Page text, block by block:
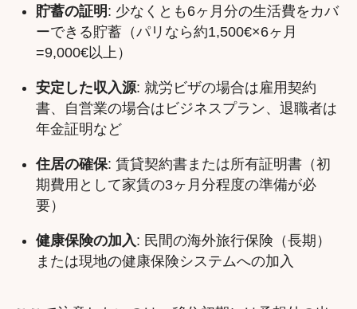
貯蓄の証明 : 少なくとも6ヶ月分の生活費をカバ
ーできる貯蓄（パリなら約1,500€×6ヶ月
=9,000€以上）
安定した収入源: 就労ビザの場合は雇用契約
書、自営業の場合はビジネスプラン、退職者は
年金証明など
住居の確保: 賃貸契約書または所有証明書（初
期費用として家賃の3ヶ月分程度の準備が必
要）
健康保険の加入: 民間の海外旅行保険（長期）
または現地の健康保険システムへの加入